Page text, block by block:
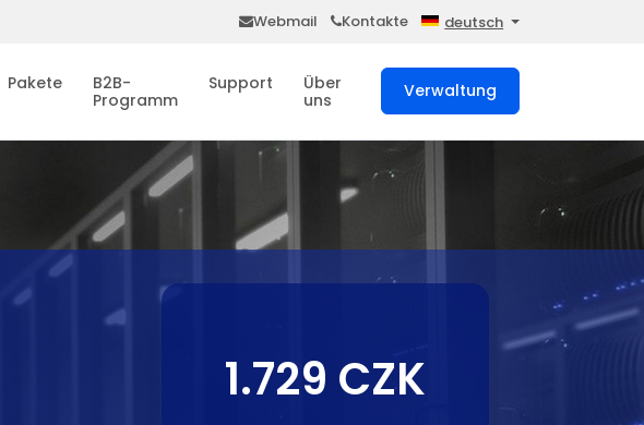
Webmail Kontakte deutsch
Pakete
B2B-
Programm
Support
Über
uns
Verwaltung
1.729 CZK